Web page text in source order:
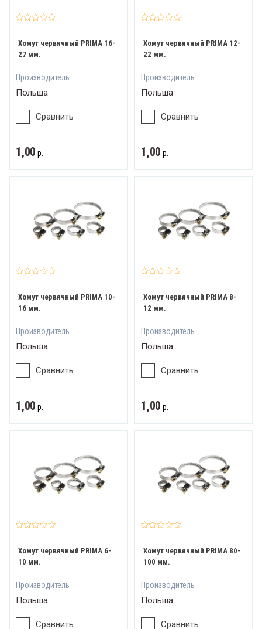
Хомут червячный PRIMA 16-
27 мм.
Производитель
Польша
Сравнить
1,00 р.
Хомут червячный PRIMA 12-
22 мм.
Производитель
Польша
Сравнить
1,00 р.
Хомут червячный PRIMA 10-
16 мм.
Производитель
Польша
Сравнить
1,00 р.
Хомут червячный PRIMA 8-
12 мм.
Производитель
Польша
Сравнить
1,00 р.
Хомут червячный PRIMA 6-
10 мм.
Производитель
Польша
Сравнить
Хомут червячный PRIMA 80-
100 мм.
Производитель
Польша
Сравнить